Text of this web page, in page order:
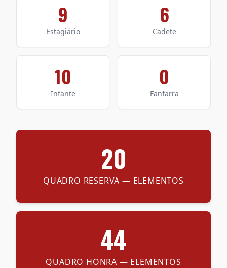
9
Estagiário
6
Cadete
10
Infante
0
Fanfarra
20
QUADRO RESERVA — ELEMENTOS
44
QUADRO HONRA — ELEMENTOS